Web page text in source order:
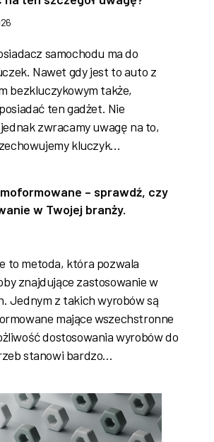
samochodu ma do
Nawet gdy jest to auto z
bezkluczykowym także,
ten gadżet. Nie
zwracamy uwagę na to,
kluczyk…
– sprawdź, czy
w Twojej branży.
to metoda, która pozwala
znajdujące zastosowanie w
Jednym z takich wyrobów są
mające wszechstronne
dostosowania wyrobów do
stanowi bardzo…